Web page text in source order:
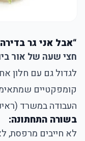
“אבל אני גר
חצי שעה של אור
לגדול גם עם חלון
קומפקטיים
העבודה במשרד
בשורה התחתונה:
לא חייבים מרפסת,